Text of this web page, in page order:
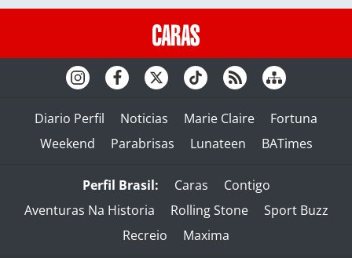
Diario Perfil Noticias Marie Claire
Fortuna
Weekend
Parabrisas Lunateen BATimes
Perfil Brasil: Caras
Contigo
Aventuras Na Historia
Rolling Stone
Sport Buzz
Recreio
Maxima